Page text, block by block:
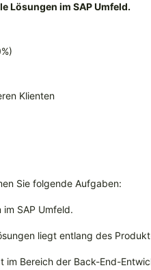
Lösungen im SAP Umfeld.
Klienten
Sie folgende Aufgaben:
SAP Umfeld.
liegt entlang des
Bereich der Back-End-